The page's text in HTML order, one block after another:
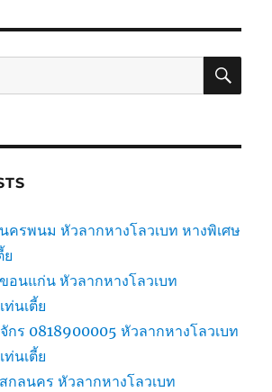
ครพนม หัวลากหางโลวเบท หางพิเศษ
ย
อนแก่น หัวลากหางโลวเบท
ท่นเตี้ย
กร 0818900005 หัวลากหางโลวเบท
ท่นเตี้ย
กลนคร หัวลากหางโลวเบท